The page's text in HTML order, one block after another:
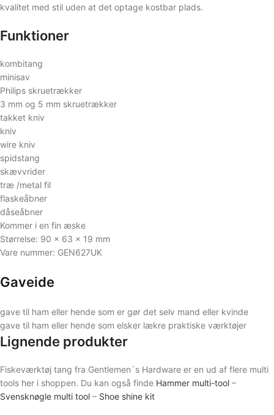
kvalitet med stil uden at det optage kostbar plads.
Funktioner
kombitang
minisav
Philips skruetrækker
3 mm og 5 mm skruetrækker
takket kniv
kniv
wire kniv
spidstang
skævvrider
træ /metal fil
flaskeåbner
dåseåbner
Kommer i en fin æske
Størrelse: 90 x 63 x 19 mm
Vare nummer: GEN627UK
Gaveide
gave til ham eller hende som er gør det selv mand eller kvinde
gave til ham eller hende som elsker lækre praktiske værktøjer
Lignende produkter
Fiskeværktøj tang fra Gentlemen´s Hardware er en ud af flere multi
tools her i shoppen. Du kan også finde Hammer multi-tool –
Svensknøgle multi tool – Shoe shine kit